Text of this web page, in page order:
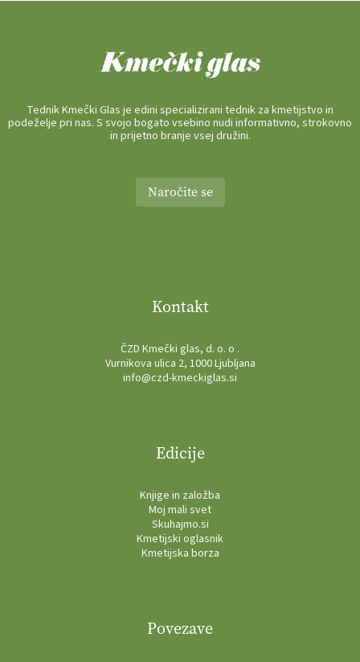
Tednik Kmečki Glas je edini specializirani tednik za kmetijstvo in
podeželje pri nas. S svojo bogato vsebino nudi informativno, strokovno
in prijetno branje vsej družini.
Naročite se
Kontakt
ČZD Kmečki glas, d. o. o .
Vurnikova ulica 2, 1000 Ljubljana
info@czd-kmeckiglas.si
Edicije
Knjige in založba
Moj mali svet
Skuhajmo.si
Kmetijski oglasnik
Kmetijska borza
Povezave